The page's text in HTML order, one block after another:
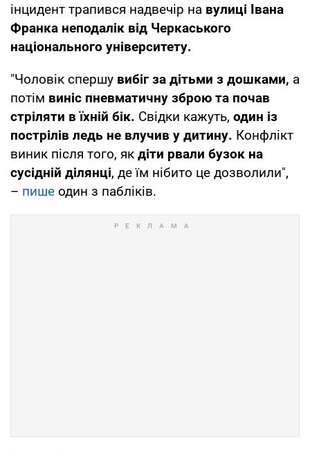
інцидент трапився надвечір на вулиці Івана
Франка неподалік від Черкаського
національного університету.
"Чоловік спершу вибіг за дітьми з дошками, а
потім виніс пневматичну зброю та почав
стріляти в їхній бік. Свідки кажуть, один із
пострілів ледь не влучив у дитину. Конфлікт
виник після того, як діти рвали бузок на
сусідній ділянці, де їм нібито це дозволили",
– пише один з пабліків.